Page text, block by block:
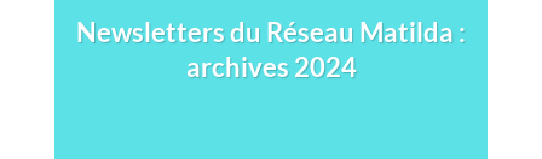
Newsletters du Réseau Matilda :
archives 2024